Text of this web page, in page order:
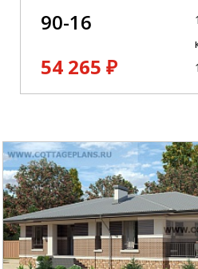
90-16
54 265 ₽